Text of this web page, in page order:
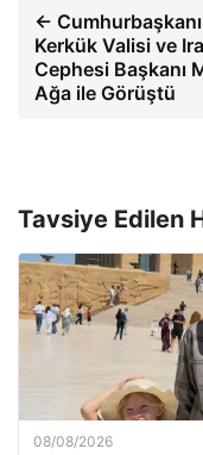
←
Kerkük Valisi ve
Cephesi Başkanı
Ağa ile Görüştü
Tavsiye Edilen
08/08/2026